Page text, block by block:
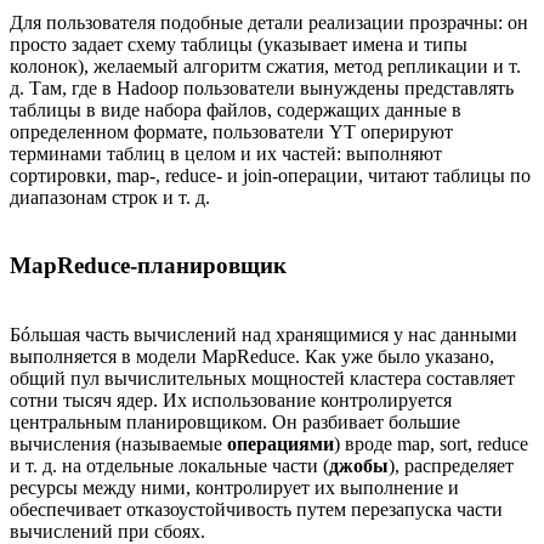
Для пользователя подобные детали реализации прозрачны: он
просто задает схему таблицы (указывает имена и типы
колонок), желаемый алгоритм сжатия, метод репликации и т.
д. Там, где в Hadoop пользователи вынуждены представлять
таблицы в виде набора файлов, содержащих данные в
определенном формате, пользователи YT оперируют
терминами таблиц в целом и их частей: выполняют
сортировки, map-, reduce- и join-операции, читают таблицы по
диапазонам строк и т. д.
MapReduce-планировщик
Бóльшая часть вычислений над хранящимися у нас данными
выполняется в модели MapReduce. Как уже было указано,
общий пул вычислительных мощностей кластера составляет
сотни тысяч ядер. Их использование контролируется
центральным планировщиком. Он разбивает большие
вычисления (называемые операциями) вроде map, sort, reduce
и т. д. на отдельные локальные части (джобы), распределяет
ресурсы между ними, контролирует их выполнение и
обеспечивает отказоустойчивость путем перезапуска части
вычислений при сбоях.